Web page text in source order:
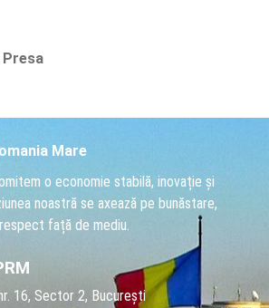
Presa
Mare
o economie stabilă, inovație și
noastră se axează pe bunăstare,
față de mediu.
16, Sector 2, București